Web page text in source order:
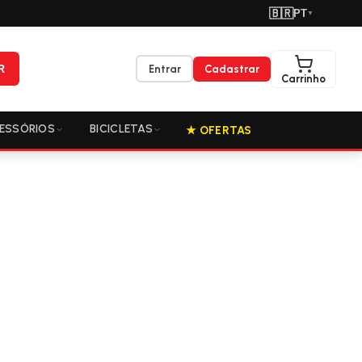
🇧🇷PT ▼
Entrar
Cadastrar
Carrinho
BICICLETAS ★ OFERTAS